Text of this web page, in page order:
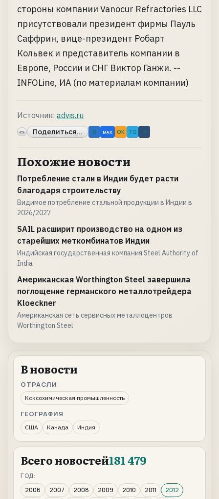
стороны компании Vanocur Refractories LLC
присутствовали президент фирмы Пауль
Саффрин, вице-президент Робарт
Кольвек и представитель компании в
Европе, России и СНГ Виктор Ганжи. --
INFOLine, ИА (по материалам компании)
Источник: advis.ru
«» Поделиться... B MAX OK TG ↗
Похожие новости
Потребление стали в Индии будет расти
благодаря строительству
Видимое потребление стальной продукции в Индии в
2026/2027
SAIL расширит производство на одном из
старейших меткомбинатов Индии
Индийская государственная компания Steel Authority of
India
Американская Worthington Steel завершила
поглощение германского металлотрейдера
Kloeckner
Американская сеть сервисных металлоцентров
Worthington Steel
В новости
ОТРАСЛИ
Коксохимическая промышленность
ГЕОГРАФИЯ
США Канада Индия
Всего новостей181 479
ГОД:
2006
2007 2008 2009 2010 2011
2012